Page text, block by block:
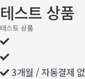
테스트 상품
테스트 상품
3개월 / 자동결제